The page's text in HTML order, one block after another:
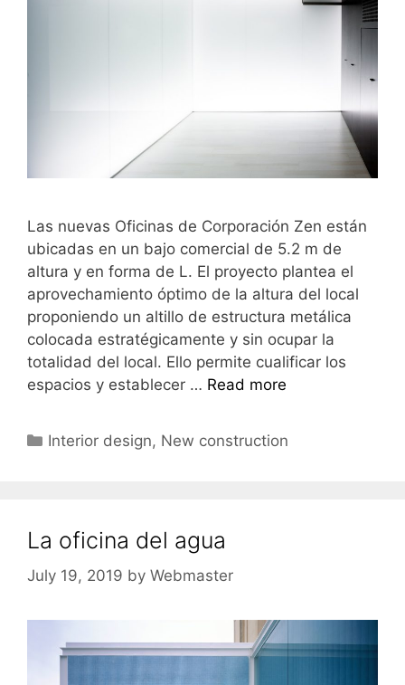
Las nuevas Oficinas de Corporación Zen están
ubicadas en un bajo comercial de 5.2 m de
altura y en forma de L. El proyecto plantea el
aprovechamiento óptimo de la altura del local
proponiendo un altillo de estructura metálica
colocada estratégicamente y sin ocupar la
totalidad del local. Ello permite cualificar los
espacios y establecer … Read more
Interior design, New construction
La oficina del agua
July 19, 2019 by Webmaster